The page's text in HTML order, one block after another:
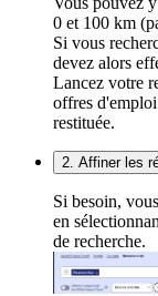
0 et 100 km
Si vous
devez alors
Lancez votre
offres d'emploi
restituée.
2. Affiner les
Si besoin,
en
de recherche.